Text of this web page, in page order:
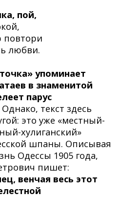
пой,
повтори
любви.
упоминает
в знаменитой
парус
Однако, текст здесь
это уже «местный-
хулиганский»
шпаны. Описывая
Одессы 1905 года,
пишет:
венчая весь этот